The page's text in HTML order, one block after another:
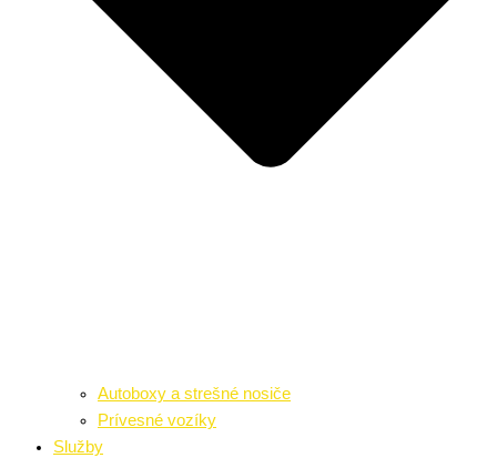
Autoboxy a strešné nosiče
Prívesné vozíky
Služby